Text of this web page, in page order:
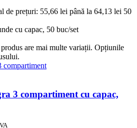
de prețuri: 55,66 lei până la 64,13 lei 50
cu capac, 50 buc/set
are mai multe variații. Opțiunile
3 compartiment cu capac,